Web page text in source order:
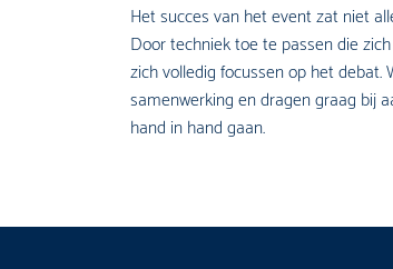
Het succes van het event zat niet
Door techniek toe te passen die
zich volledig focussen op het
samenwerking en dragen graag bij
hand in hand gaan.